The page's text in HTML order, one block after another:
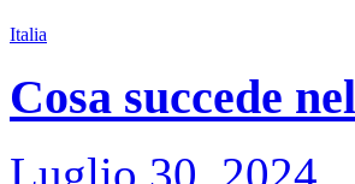
Italia
Cosa succede